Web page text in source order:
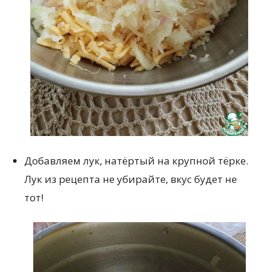
Добавляем лук, натёртый на крупной тёрке.
Лук из рецепта не убирайте, вкус будет не
тот!